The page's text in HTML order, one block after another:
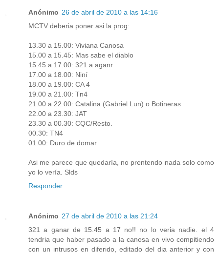
Anónimo 26 de abril de 2010 a las 14:16
MCTV deberia poner asi la prog:
13.30 a 15.00: Viviana Canosa
15.00 a 15.45: Mas sabe el diablo
15.45 a 17.00: 321 a aganr
17.00 a 18.00: Niní
18.00 a 19.00: CA 4
19.00 a 21.00: Tn4
21.00 a 22.00: Catalina (Gabriel Lun) o Botineras
22.00 a 23.30: JAT
23.30 a 00.30: CQC/Resto.
00.30: TN4
01.00: Duro de domar
Asi me parece que quedaría, no prentendo nada solo como
yo lo vería. Slds
Responder
Anónimo 27 de abril de 2010 a las 21:24
321 a ganar de 15.45 a 17 no!! no lo veria nadie. el 4
tendria que haber pasado a la canosa en vivo compitiendo
con un intrusos en diferido, editado del dia anterior y con